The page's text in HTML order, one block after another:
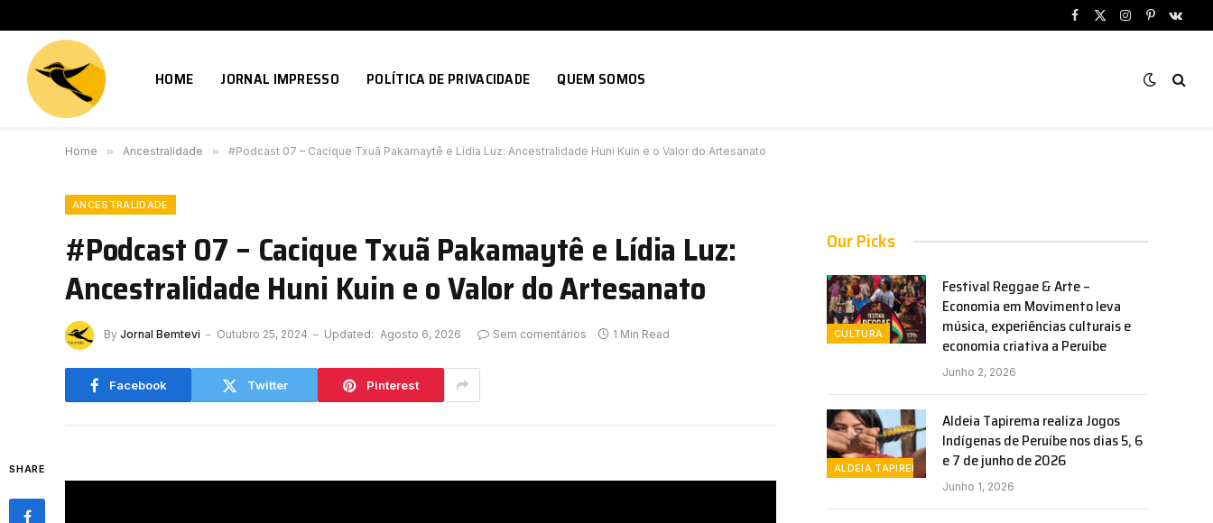
Facebook
X
Instagram
Pinterest
HOME JORNAL IMPRESSO POLÍTICA DE PRIVACIDADE QUEM SOMOS
Home » Ancestralidade » #Podcast 07 – Cacique Txuã Pakamaytê e Lídia Luz: Ancestralidade Huni Kuin e o Valor do Artesanato
ANCESTRALIDADE
#Podcast 07 – Cacique Txuã Pakamaytê e Lídia Luz:
Ancestralidade Huni Kuin e o Valor do Artesanato
By Jornal Bemtevi Outubro 25, 2024 Updated: Agosto 6, 2026 Sem comentários 1 Min Read
Facebook Twitter Pinterest
SHARE
Our Picks
CULTURA
Festival Reggae & Arte –
Economia em Movimento leva
música, experiências culturais e
economia criativa a Peruíbe
Junho 2, 2026
ALDEIA TAPIREMA
Aldeia Tapirema realiza Jogos
Indígenas de Peruíbe nos dias 5, 6
e 7 de junho de 2026
Junho 1, 2026